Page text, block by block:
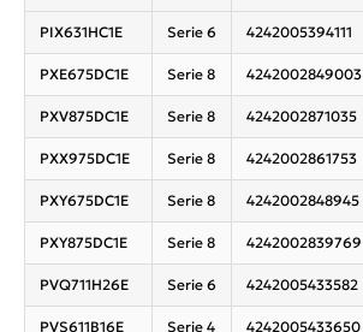
PIX631HC1E Serie 6 4242005394111
PXE675DC1E Serie 8 4242002849003
PXV875DC1E Serie 8 4242002871035
PXX975DC1E Serie 8 4242002861753
PXY675DC1E Serie 8 4242002848945
PXY875DC1E Serie 8 4242002839769
PVQ711H26E Serie 6 4242005433582
PVS611B16E Serie 4 4242005433650